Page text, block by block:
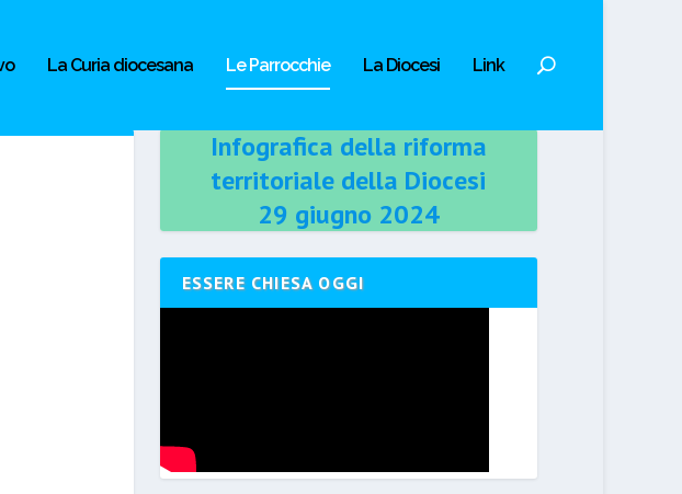
La Curia diocesana Le Parrocchie La Diocesi Link
Infografica della riforma
territoriale della Diocesi
29 giugno 2024
ESSERE CHIESA OGGI